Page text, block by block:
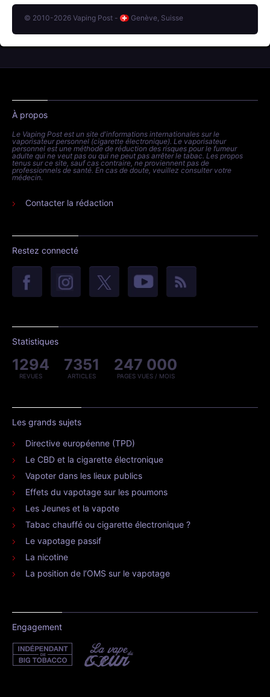
© 2010-2026 Vaping Post - Genève, Suisse
À propos
Le Vaping Post est un site d'informations internationales sur le
vaporisateur personnel (cigarette électronique). Le vaporisateur
personnel est une méthode de réduction des risques pour le fumeur
adulte qui ne veut pas ou qui ne peut pas arrêter le tabac. Les propos
tenus sur ce site, sauf cas contraire, ne proviennent pas de
professionnels de santé. En cas de doute, veuillez consulter votre
médecin.
Contacter la rédaction
Restez connecté
Statistiques
1294
REVUES
7351
ARTICLES
247 000
PAGES VUES / MOIS
Les grands sujets
Directive européenne (TPD)
Le CBD et la cigarette électronique
Vapoter dans les lieux publics
Effets du vapotage sur les poumons
Les Jeunes et la vapote
Tabac chauffé ou cigarette électronique ?
Le vapotage passif
La nicotine
La position de l’OMS sur le vapotage
Engagement